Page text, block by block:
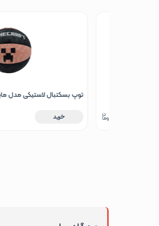
توپ بسکتبال لاستیکی مدل ماینکرافت